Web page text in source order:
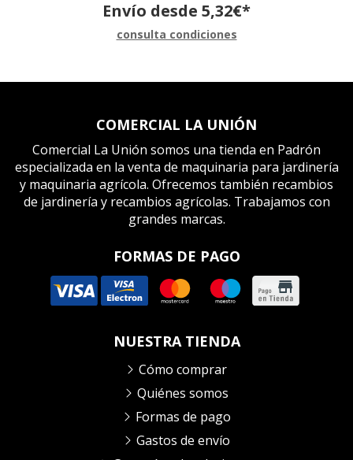
Envío desde 5,32€*
consulta condiciones
COMERCIAL LA UNIÓN
Comercial La Unión somos una tienda en Padrón
especializada en la venta de maquinaria para jardinería
y maquinaria agrícola. Ofrecemos también recambios
de jardinería y recambios agrícolas. Trabajamos con
grandes marcas.
FORMAS DE PAGO
NUESTRA TIENDA
Cómo comprar
Quiénes somos
Formas de pago
Gastos de envío